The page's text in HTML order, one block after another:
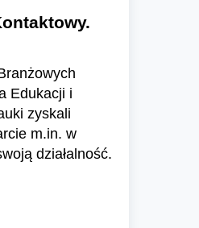
Edukacji i
zyskali
m.in. w
działalność.